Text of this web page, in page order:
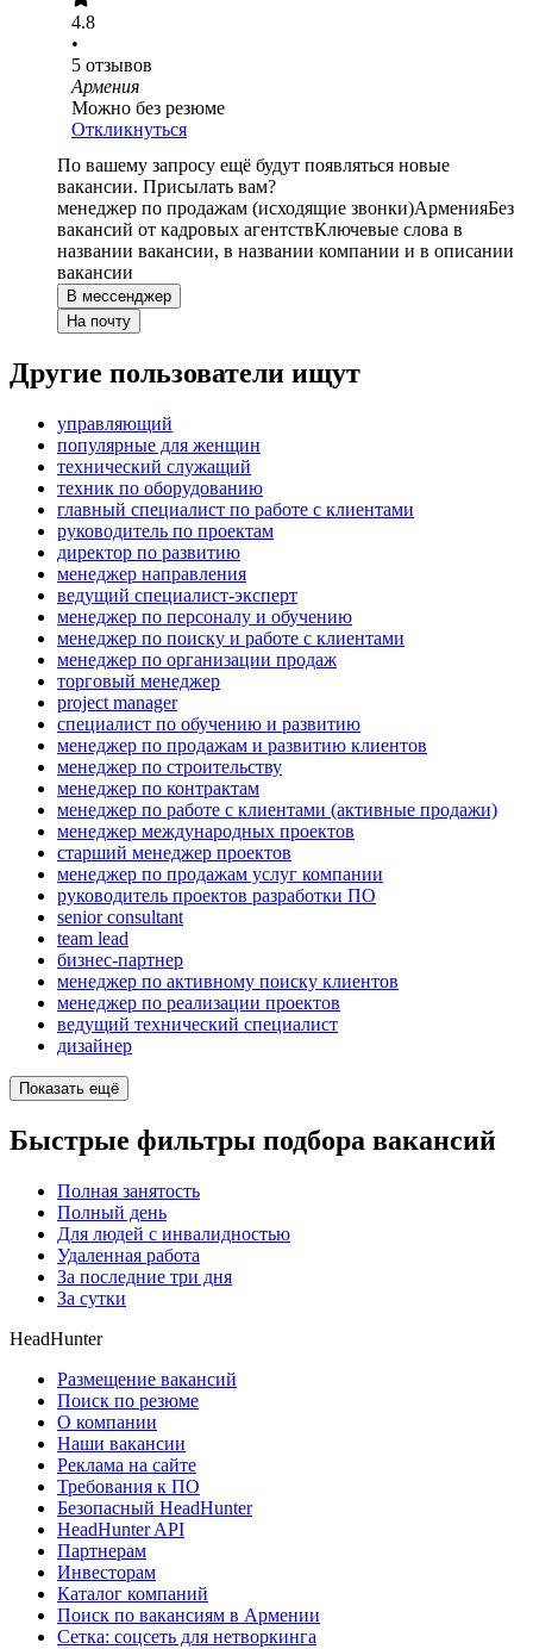
4.8
•
5 отзывов
Армения
Можно без резюме
Откликнуться
По вашему запросу ещё будут появляться новые
вакансии. Присылать вам?
менеджер по продажам (исходящие звонки)АрменияБез
вакансий от кадровых агентствКлючевые слова в
названии вакансии, в названии компании и в описании
вакансии
В мессенджер
На почту
Другие пользователи ищут
управляющий
популярные для женщин
технический служащий
техник по оборудованию
главный специалист по работе с клиентами
руководитель по проектам
директор по развитию
менеджер направления
ведущий специалист-эксперт
менеджер по персоналу и обучению
менеджер по поиску и работе с клиентами
менеджер по организации продаж
торговый менеджер
project manager
специалист по обучению и развитию
менеджер по продажам и развитию клиентов
менеджер по строительству
менеджер по контрактам
менеджер по работе с клиентами (активные продажи)
менеджер международных проектов
старший менеджер проектов
менеджер по продажам услуг компании
руководитель проектов разработки ПО
senior consultant
team lead
бизнес-партнер
менеджер по активному поиску клиентов
менеджер по реализации проектов
ведущий технический специалист
дизайнер
Показать ещё
Быстрые фильтры подбора вакансий
Полная занятость
Полный день
Для людей с инвалидностью
Удаленная работа
За последние три дня
За сутки
HeadHunter
Размещение вакансий
Поиск по резюме
О компании
Наши вакансии
Реклама на сайте
Требования к ПО
Безопасный HeadHunter
HeadHunter API
Партнерам
Инвесторам
Каталог компаний
Поиск по вакансиям в Армении
Сетка: соцсеть для нетворкинга